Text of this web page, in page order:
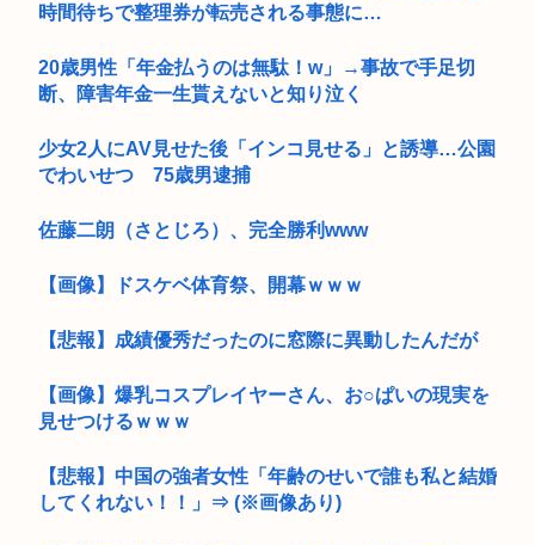
時間待ちで整理券が転売される事態に…
20歳男性「年金払うのは無駄！w」→事故で手足切
断、障害年金一生貰えないと知り泣く
少女2人にAV見せた後「インコ見せる」と誘導…公園
でわいせつ 75歳男逮捕
佐藤二朗（さとじろ）、完全勝利www
【画像】ドスケベ体育祭、開幕ｗｗｗ
【悲報】成績優秀だったのに窓際に異動したんだが
【画像】爆乳コスプレイヤーさん、お○ぱいの現実を
見せつけるｗｗｗ
【悲報】中国の強者女性「年齢のせいで誰も私と結婚
してくれない！！」⇒ (※画像あり)